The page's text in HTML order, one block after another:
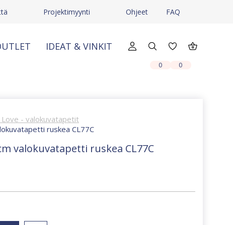
Projektimyynti Ohjeet FAQ
IDEAT & VINKIT
0 0
Love - valokuvatapetit
ruskea CL77C
valokuvatapetti ruskea CL77C